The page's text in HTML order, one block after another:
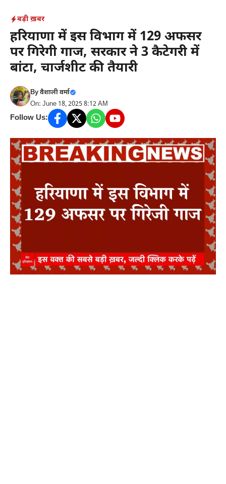
content
बड़ी ख़बर
हरियाणा में इस विभाग में 129 अफसर
पर गिरेगी गाज, सरकार ने 3 कैटेगरी में
बांटा, चार्जशीट की तैयारी
Byवैशाली वर्मा
On: June 18, 2025 8:12 AM
Follow Us: